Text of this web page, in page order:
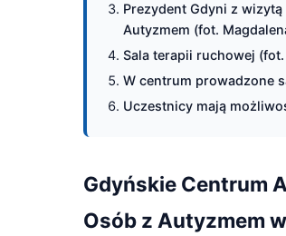
Prezydent Gdyni z
Autyzmem (fot.
Sala terapii ruchowej
W centrum prowadzone
Uczestnicy mają
Gdyńskie Centrum
Osób z Autyzmem